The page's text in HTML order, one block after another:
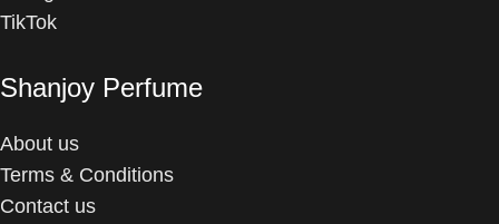
TikTok
Shanjoy Perfume
About us
Terms & Conditions
Contact us